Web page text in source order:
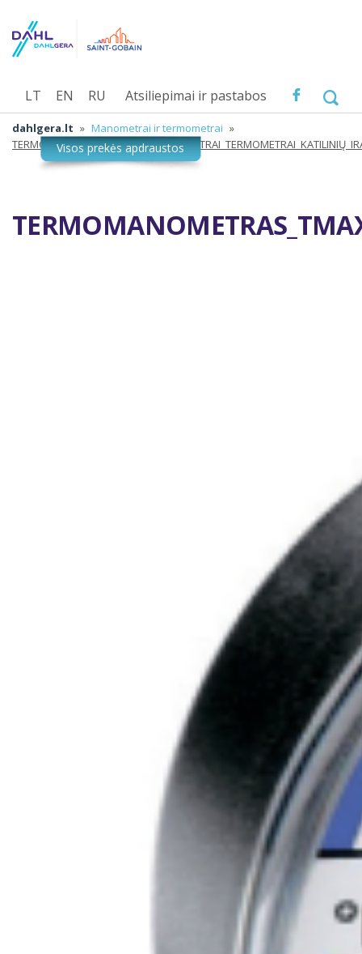
Atsiliepimai ir pastabos
LT EN RU
dahlgera.lt » Manometrai ir termometrai »